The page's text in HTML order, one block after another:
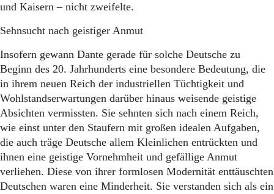
und Kaisern – nicht zweifelte.
Sehnsucht nach geistiger Anmut
Insofern gewann Dante gerade für solche Deutsche zu
Beginn des 20. Jahrhunderts eine besondere Bedeutung, die
in ihrem neuen Reich der industriellen Tüchtigkeit und
Wohlstandserwartungen darüber hinaus weisende geistige
Absichten vermissten. Sie sehnten sich nach einem Reich,
wie einst unter den Staufern mit großen idealen Aufgaben,
die auch träge Deutsche allem Kleinlichen entrückten und
ihnen eine geistige Vornehmheit und gefällige Anmut
verliehen. Diese von ihrer formlosen Modernität enttäuschten
Deutschen waren eine Minderheit. Sie verstanden sich als ein